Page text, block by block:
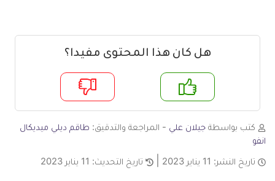
هل كان هذا المحتوى مفيدا؟
لا
كتب بواسطة جيلان علي - المراجعة والتدقيق: طاقم ديلي ميديكال
انفو
تاريخ النشر: 11 يناير 2023 تاريخ التحديث: 11 يناير 2023